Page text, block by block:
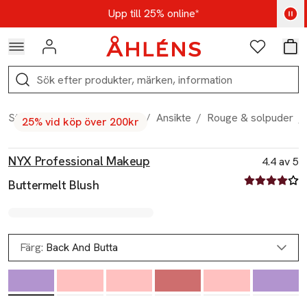
Hoppa till navigationsmenynUpp till 25% online*
Kod: AUG25 - Shoppa nu
Logga in Favoriter
Sök
Start / Skönhet / Makeup / Ansikte / Rouge & solpuder
25% vid köp över 200kr
NYX Professional Makeup
Buttermelt Blush
4.4 av 5
4.4 av fem
Färg: Back And Butta